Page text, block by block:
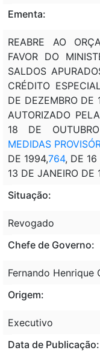
Ementa:
REABRE AO
FAVOR DO
SALDOS
CRÉDITO
DE DEZEMBRO DE
AUTORIZADO PELA
18 DE
MEDIDAS
DE 1994,764, DE 16
13 DE JANEIRO DE
Situação:
Revogado
Chefe de Governo:
Fernando Henrique
Origem:
Executivo
Data de Publicação: